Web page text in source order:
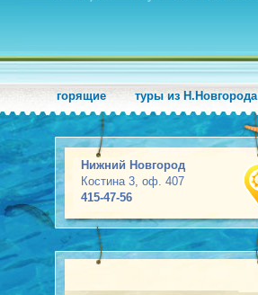
горящие туры из Н.Новгорода
Нижний Новгород
Костина 3, оф. 407
415-47-56